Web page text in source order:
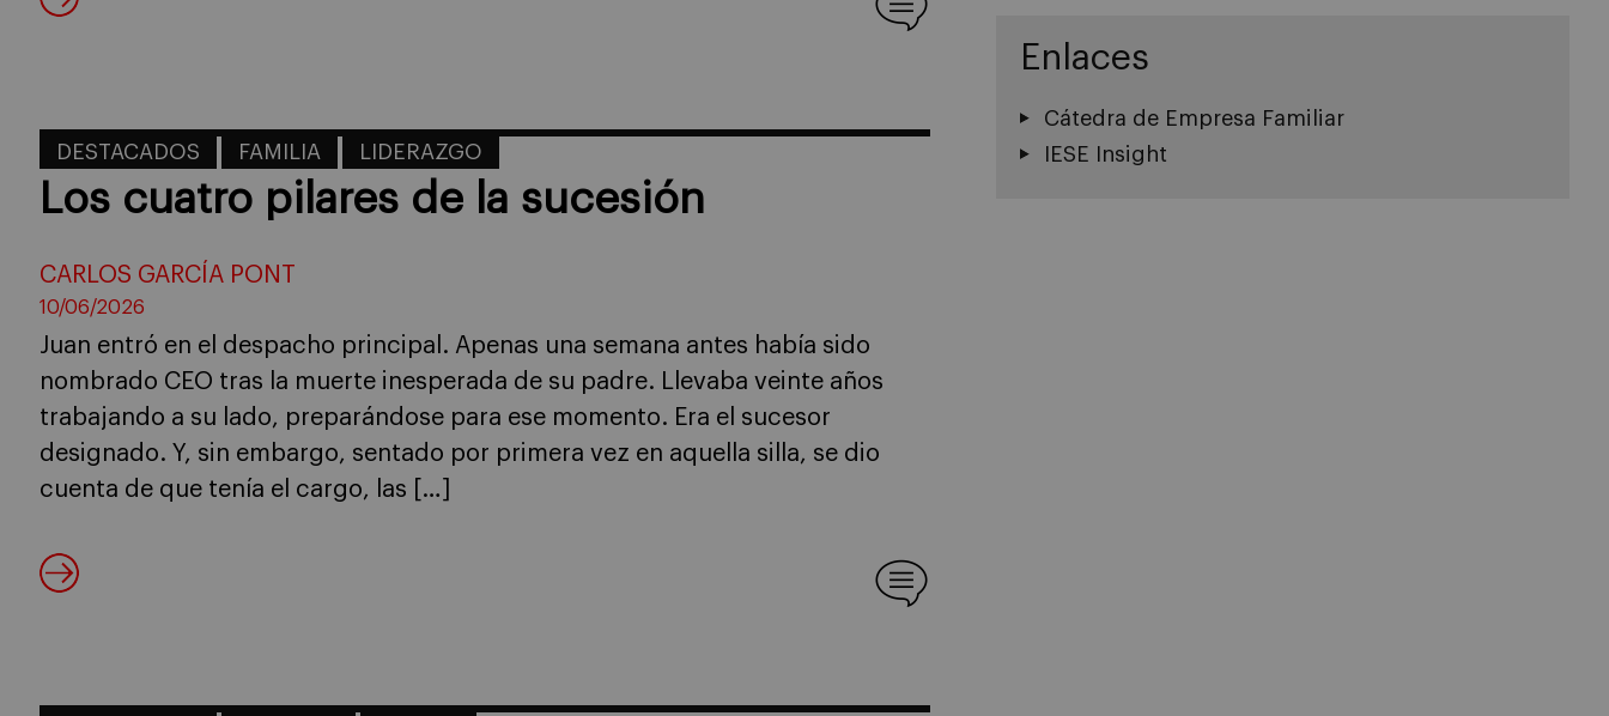
DESTACADOS FAMILIA LIDERAZGO
Los cuatro pilares de la sucesión
CARLOS GARCÍA PONT
10/06/2026
Juan entró en el despacho principal. Apenas una semana antes había sido
nombrado CEO tras la muerte inesperada de su padre. Llevaba veinte años
trabajando a su lado, preparándose para ese momento. Era el sucesor
designado. Y, sin embargo, sentado por primera vez en aquella silla, se dio
cuenta de que tenía el cargo, las […]
Enlaces
Cátedra de Empresa Familiar
IESE Insight